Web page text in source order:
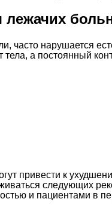
лежачих
часто нарушается
а постоянный
привести к
следующих
и пациентами в